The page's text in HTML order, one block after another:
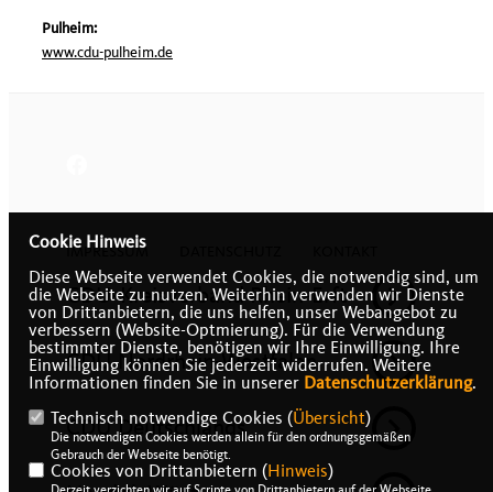
Pulheim:
www.cdu-pulheim.de
IMPRESSUM
CDU-Kreisverband Rhein-Erft
CDU Nordrhein-Westfalen
CDU Deutschlands
Cookie Hinweis
Diese Webseite verwendet Cookies, die notwendig sind, um
die Webseite zu nutzen. Weiterhin verwenden wir Dienste
von Drittanbietern, die uns helfen, unser Webangebot zu
verbessern (Website-Optmierung). Für die Verwendung
bestimmter Dienste, benötigen wir Ihre Einwilligung. Ihre
Einwilligung können Sie jederzeit widerrufen. Weitere
Informationen finden Sie in unserer Datenschutzerklärung.
Technisch notwendige Cookies (Übersicht)
Die notwendigen Cookies werden allein für den ordnungsgemäßen
Gebrauch der Webseite benötigt.
Cookies von Drittanbietern (Hinweis)